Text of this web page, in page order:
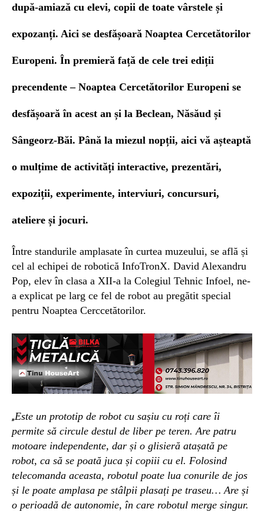
după-amiază cu elevi, copii de toate vârstele și
expozanți. Aici se desfășoară Noaptea Cercetătorilor
Europeni. În premieră față de cele trei ediții
precendente – Noaptea Cercetătorilor Europeni se
desfășoară în acest an și la Beclean, Năsăud și
Sângeorz-Băi. Până la miezul nopții, aici vă așteaptă
o mulțime de activități interactive, prezentări,
expoziții, experimente, interviuri, concursuri,
ateliere și jocuri.
Între standurile amplasate în curtea muzeului, se află și
cel al echipei de robotică InfoTronX. David Alexandru
Pop, elev în clasa a XII-a la Colegiul Tehnic Infoel, ne-
a explicat pe larg ce fel de robot au pregătit special
pentru Noaptea Cerccetătorilor.
„Este un prototip de robot cu sașiu cu roți care îi
permite să circule destul de liber pe teren. Are patru
motoare independente, dar și o glisieră atașată pe
robot, ca să se poată juca și copiii cu el. Folosind
telecomanda aceasta, robotul poate lua conurile de jos
și le poate amplasa pe stâlpii plasați pe traseu… Are și
o perioadă de autonomie, în care robotul merge singur.